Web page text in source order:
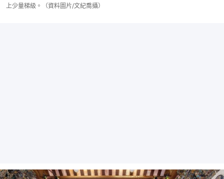
上少量梯級。（資料圖片/文紀喬攝）